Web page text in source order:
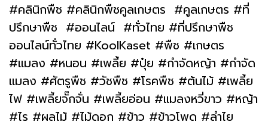
#คลินิกพืช #คลินิกพืชคูลเกษตร #คูลเกษตร #ที่
ปรึกษาพืช #ออนไลน์ #ทั่วไทย #ที่ปรึกษาพืช
ออนไลน์ทั่วไทย #KoolKaset #พืช #เกษตร
#แมลง #หนอน #เพลี้ย #ปุ๋ย #กำจัดหญ้า #กำจัด
แมลง #ศัตรูพืช #วัชพืช #โรคพืช #ต้นไม้ #เพลี้ย
ไฟ #เพลี้ยจั๊กจั่น #เพลี้ยอ่อน #แมลงหวี่ขาว #หญ้า
#ไร #ผลไม้ #ไม้ดอก #ข้าว #ข้าวโพด #ลำไย